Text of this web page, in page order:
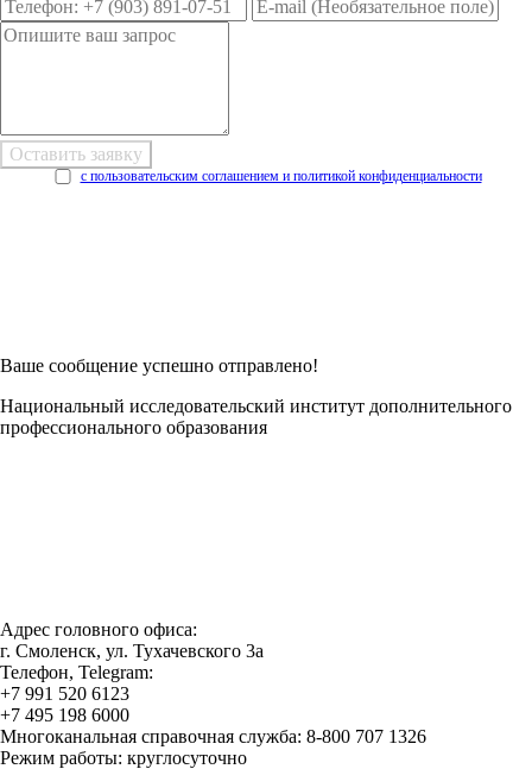
с пользовательским соглашением и политикой конфиденциальности
Ваше сообщение успешно отправлено!
Национальный исследовательский институт дополнительного
профессионального образования
Адрес головного офиса:
г. Смоленск, ул. Тухачевского 3а
Телефон, Telegram:
+7 991 520 6123
+7 495 198 6000
Многоканальная справочная служба: 8-800 707 1326
Режим работы: круглосуточно